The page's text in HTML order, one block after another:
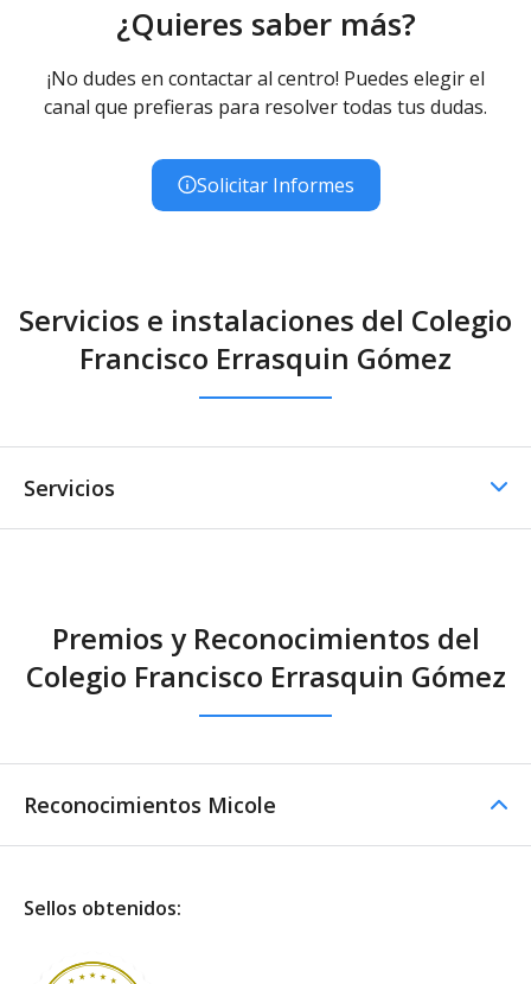
¿Quieres saber más?
¡No dudes en contactar al centro! Puedes elegir el
canal que prefieras para resolver todas tus dudas.
Solicitar Informes
Servicios e instalaciones del Colegio
Francisco Errasquin Gómez
Servicios
Comedor / Cafetería -
Cocina propia
Premios y Reconocimientos del
Colegio Francisco Errasquin Gómez
Reconocimientos Micole
Sellos obtenidos: